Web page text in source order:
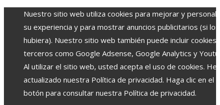
Nuestro sitio web utiliza cookies para mejorar y
su experiencia y para mostrar anuncios publicitarios (si los
hubiera). Nuestro sitio web también puede incluir cookies
terceros como Google Adsense, Google Analytics y
Al utilizar el sitio web, usted acepta el uso de cookies.
actualizado nuestra Política de privacidad. Haga clic en el
botón para consultar nuestra Política de privacidad.